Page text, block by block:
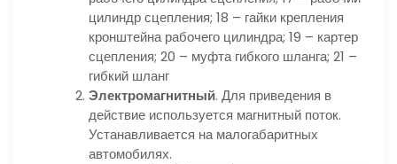
цилиндр сцепления; 18 – гайки крепления
кронштейна рабочего цилиндра; 19 – картер
сцепления; 20 – муфта гибкого шланга; 21 –
гибкий шланг
Электромагнитный. Для приведения в
действие используется магнитный поток.
Устанавливается на малогабаритных
автомобилях.